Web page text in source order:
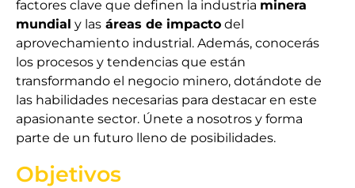
factores clave que definen la industria minera
mundial y las áreas de impacto del
aprovechamiento industrial. Además, conocerás
los procesos y tendencias que están
transformando el negocio minero, dotándote de
las habilidades necesarias para destacar en este
apasionante sector. Únete a nosotros y forma
parte de un futuro lleno de posibilidades.
Objetivos